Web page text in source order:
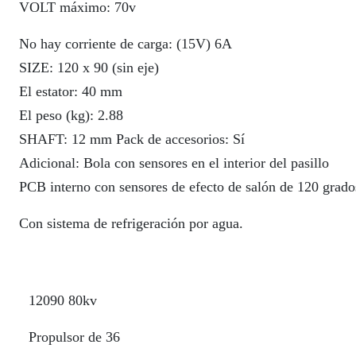
VOLT máximo: 70v
No hay corriente de carga: (15V) 6A
SIZE: 120 x 90 (sin eje)
El estator: 40 mm
El peso (kg): 2.88
SHAFT: 12 mm Pack de accesorios: Sí
Adicional: Bola con sensores en el interior del pasillo
PCB interno con sensores de efecto de salón de 120
Con sistema de refrigeración por agua.
12090 80kv
Propulsor de 36